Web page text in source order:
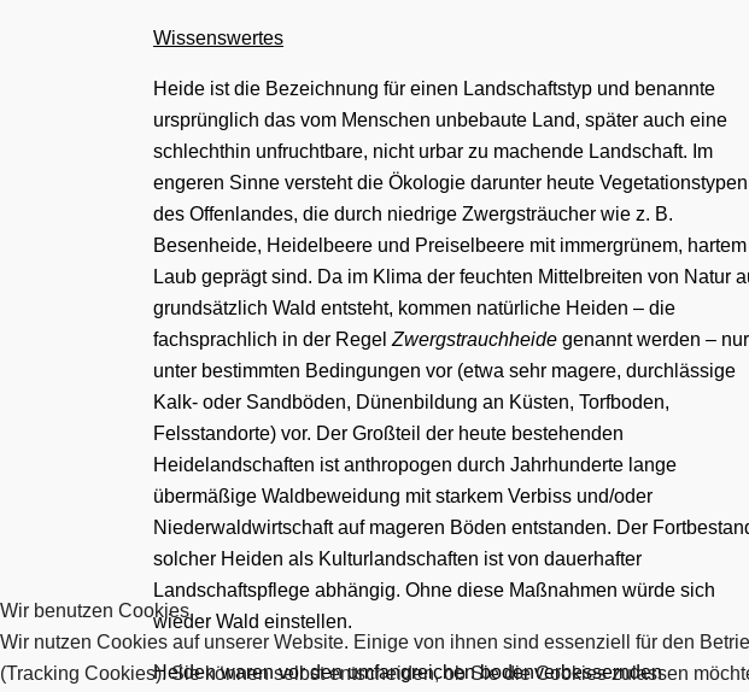
Wissenswertes
Heide ist die Bezeichnung für einen Landschaftstyp und benannte
ursprünglich das vom Menschen unbebaute Land, später auch eine
schlechthin unfruchtbare, nicht urbar zu machende Landschaft. Im
engeren Sinne versteht die Ökologie darunter heute Vegetationstypen
des Offenlandes, die durch niedrige Zwergsträucher wie z. B.
Besenheide, Heidelbeere und Preiselbeere mit immergrünem, hartem
Laub geprägt sind. Da im Klima der feuchten Mittelbreiten von Natur
grundsätzlich Wald entsteht, kommen natürliche Heiden – die
fachsprachlich in der Regel Zwergstrauchheide genannt werden – nur
unter bestimmten Bedingungen vor (etwa sehr magere, durchlässige
Kalk- oder Sandböden, Dünenbildung an Küsten, Torfboden,
Felsstandorte) vor. Der Großteil der heute bestehenden
Heidelandschaften istanthropogen durch Jahrhunderte lange
übermäßige Waldbeweidung mit starkem Verbiss und/oder
Niederwaldwirtschaftauf mageren Böden entstanden. Der
solcher Heiden als Kulturlandschaften ist von dauerhafter
Landschaftspflege abhängig. Ohne diese Maßnahmen würde sich
wieder Wald einstellen.
Heiden waren vor den umfangreichenbodenverbessernden
Wir benutzen Cookies
Wir nutzen Cookies auf unserer Website. Einige von ihnen sind essenziell für den
(Tracking Cookies). Sie können selbst entscheiden, ob Sie die Cookies zulassen